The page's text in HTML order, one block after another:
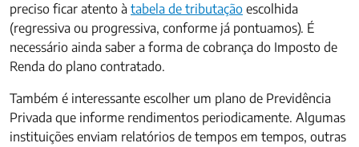
preciso ficar atento à tabela de tributação escolhida
(regressiva ou progressiva, conforme já pontuamos). É
necessário ainda saber a forma de cobrança do Imposto de
Renda do plano contratado.
Também é interessante escolher um plano de Previdência
Privada que informe rendimentos periodicamente. Algumas
instituições enviam relatórios de tempos em tempos, outras